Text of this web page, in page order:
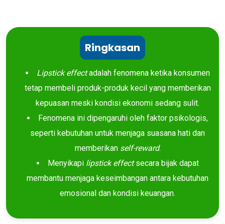
Ringkasan
Lipstick effectadalah fenomena ketika konsumen
tetap membeli produk-produk kecil yang memberikan
kepuasan meski kondisi ekonomi sedang sulit.
Fenomena ini dipengaruhi oleh faktor psikologis,
seperti kebutuhan untuk menjaga suasana hati dan
memberikan self-reward.
Menyikapi lipstick effectsecara bijak dapat
membantu menjaga keseimbangan antara kebutuhan
emosional dan kondisi keuangan.